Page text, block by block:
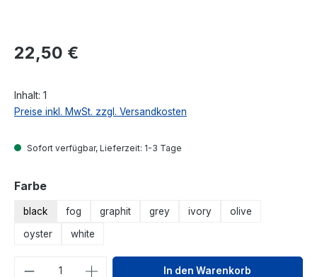
Regulärer Preis:
22,50 €
Inhalt: 1
Preise inkl. MwSt. zzgl. Versandkosten
Sofort verfügbar, Lieferzeit: 1-3 Tage
Farbeauswählen
black fog graphit grey ivory
olive
oyster
white
Produkt Anzahl: Gib denIn den Warenkorb